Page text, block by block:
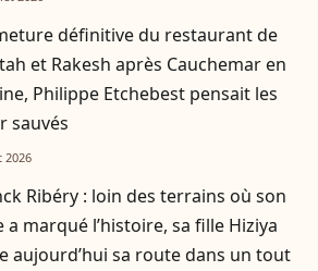
définitive du restaurant de
et Rakesh après Cauchemar en
Philippe Etchebest pensait les
sauvés
2026
Ribéry : loin des terrains où son
a marqué l’histoire, sa fille Hiziya
aujourd’hui sa route dans un tout